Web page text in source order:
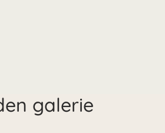
galerie